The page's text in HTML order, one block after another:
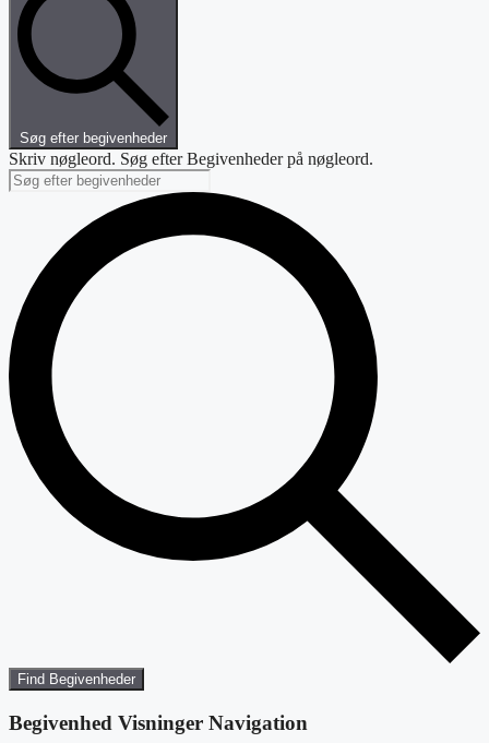
Søg efter begivenheder
Skriv nøgleord. Søg efter Begivenheder på nøgleord.
Find Begivenheder
Begivenhed Visninger Navigation